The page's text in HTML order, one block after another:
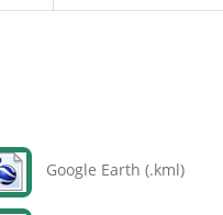
Google Earth (.kml)